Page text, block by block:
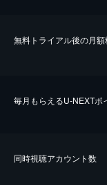
無料トライアル後の⽉額
毎⽉もらえるU-NEXTポ
同時視聴アカウント数